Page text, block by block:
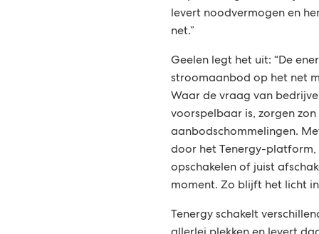
levert noodvermogen en
net.”
Geelen legt het uit: “De
stroomaanbod op het net
Waar de vraag van
voorspelbaar is, zorgen
aanbodschommelingen.
door het Tenergy-platform,
opschakelen of juist
moment. Zo blijft het licht
Tenergy schakelt